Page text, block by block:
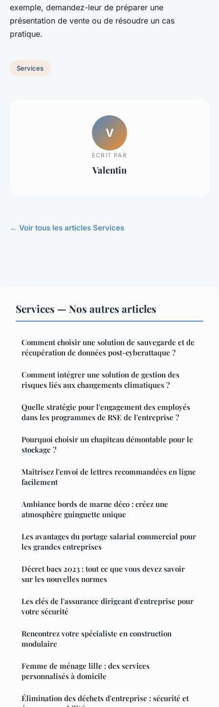
exemple, demandez-leur de préparer une
présentation de vente ou de résoudre un cas
pratique.
Services
V
ECRIT PAR
Valentin
← Voir tous les articles Services
Services — Nos autres articles
Comment choisir une solution de sauvegarde et de
récupération de données post-cyberattaque ?
Comment intégrer une solution de gestion des
risques liés aux changements climatiques ?
Quelle stratégie pour l'engagement des employés
dans les programmes de RSE de l'entreprise ?
Pourquoi choisir un chapiteau démontable pour le
stockage ?
Maîtrisez l'envoi de lettres recommandées en ligne
facilement
Ambiance bords de marne déco : créez une
atmosphère guinguette unique
Les avantages du portage salarial commercial pour
les grandes entreprises
Décret bacs 2023 : tout ce que vous devez savoir
sur les nouvelles normes
Les clés de l'assurance dirigeant d'entreprise pour
votre sécurité
Rencontrez votre spécialiste en construction
modulaire
Femme de ménage lille : des services
personnalisés à domicile
Élimination des déchets d'entreprise : sécurité et